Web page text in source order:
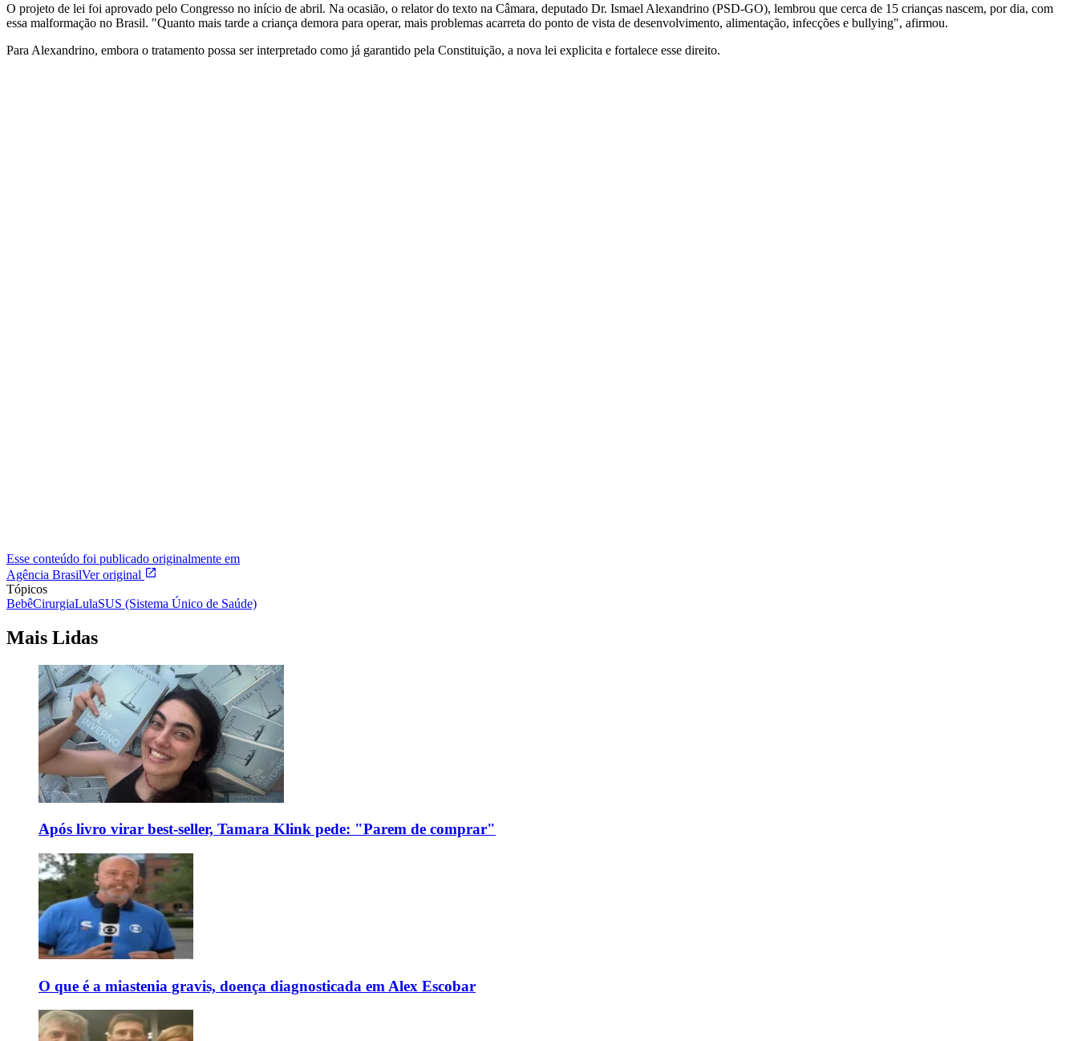
O projeto de lei foi aprovado pelo Congresso no início de abril. Na ocasião, o relator do texto na Câmara, deputado Dr. Ismael Alexandrino (PSD-GO), lembrou que cerca de 15 crianças nascem, por dia, com
essa malformação no Brasil. "Quanto mais tarde a criança demora para operar, mais problemas acarreta do ponto de vista de desenvolvimento, alimentação, infecções e bullying", afirmou.
Para Alexandrino, embora o tratamento possa ser interpretado como já garantido pela Constituição, a nova lei explicita e fortalece esse direito.
Esse conteúdo foi publicado originalmente em
Agência BrasilVer original
Tópicos
BebêCirurgiaLulaSUS (Sistema Único de Saúde)
Mais Lidas
Após livro virar best-seller, Tamara Klink pede: "Parem de comprar"
O que é a miastenia gravis, doença diagnosticada em Alex Escobar